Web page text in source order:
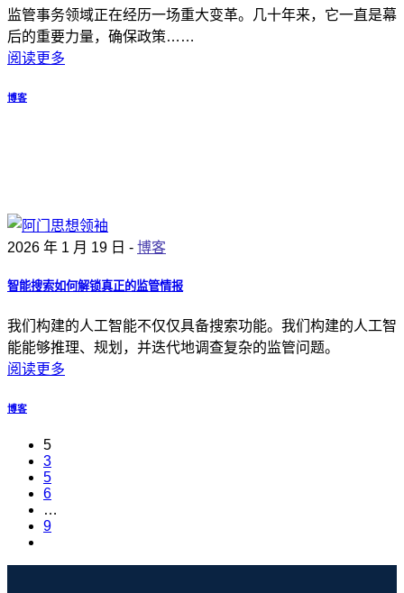
监管事务领域正在经历一场重大变革。几十年来，它一直是幕
后的重要力量，确保政策……
阅读更多
博客
2026 年 1 月 19 日 - 博客
智能搜索如何解锁真正的监管情报
我们构建的人工智能不仅仅具备搜索功能。我们构建的人工智
能能够推理、规划，并迭代地调查复杂的监管问题。
阅读更多
博客
5
3
5
6
…
9